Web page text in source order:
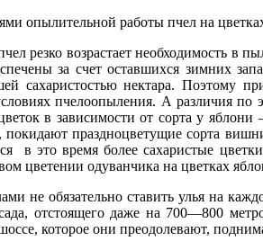
опылительной работы пчел на
резко возрастает необходимость
за счет оставшихся зимних
сахаристостью нектара. Поэтому
пчелоопыления. А различия по
в зависимости от сорта у
праздноцветущие сорта
в это время более сахаристые
цветении одуванчика на цветках
не обязательно ставить улья на
отстоящего даже на 700—800
которое они преодолевают,